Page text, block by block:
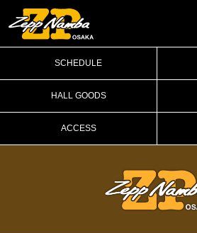
SCHEDULE
HALL GOODS
ACCESS